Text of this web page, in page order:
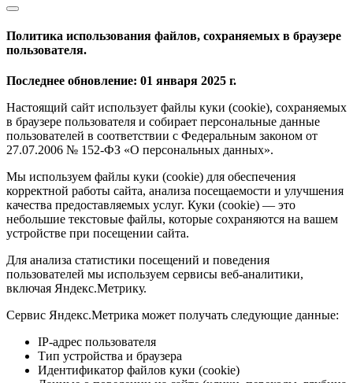
Политика использования файлов, сохраняемых в браузере
пользователя.
Последнее обновление: 01 января 2025 г.
Настоящий сайт использует файлы куки (cookie), сохраняемых
в браузере пользователя и собирает персональные данные
пользователей в соответствии с Федеральным законом от
27.07.2006 № 152-ФЗ «О персональных данных».
Мы используем файлы куки (cookie) для обеспечения
корректной работы сайта, анализа посещаемости и улучшения
качества предоставляемых услуг. Куки (cookie) — это
небольшие текстовые файлы, которые сохраняются на вашем
устройстве при посещении сайта.
Для анализа статистики посещений и поведения
пользователей мы используем сервисы веб-аналитики,
включая Яндекс.Метрику.
Сервис Яндекс.Метрика может получать следующие данные:
IP-адрес пользователя
Тип устройства и браузера
Идентификатор файлов куки (cookie)